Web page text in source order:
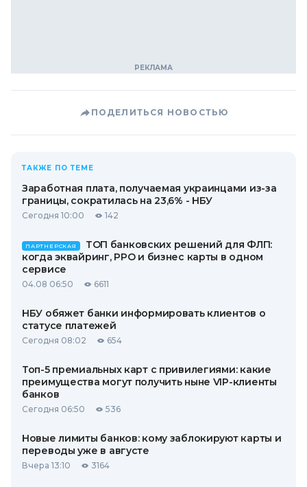
ПОДЕЛИТЬСЯ НОВОСТЬЮ
ТАКЖЕ ПО ТЕМЕ
Заработная плата, получаемая украинцами из-за
границы, сократилась на 23,6% - НБУ
Сегодня 10:00 142
ПАРТНЕРСКАЯ
ТОП банковских решений для ФЛП:
когда эквайринг, РРО и бизнес карты в одном
сервисе
04.08 06:50 6611
НБУ обяжет банки информировать клиентов о
статусе платежей
Сегодня 08:02 654
Топ-5 премиальных карт с привилегиями: какие
преимущества могут получить ныне VIP-клиенты
банков
Сегодня 06:50 536
Новые лимиты банков: кому заблокируют карты и
переводы уже в августе
Вчера 13:10 3164